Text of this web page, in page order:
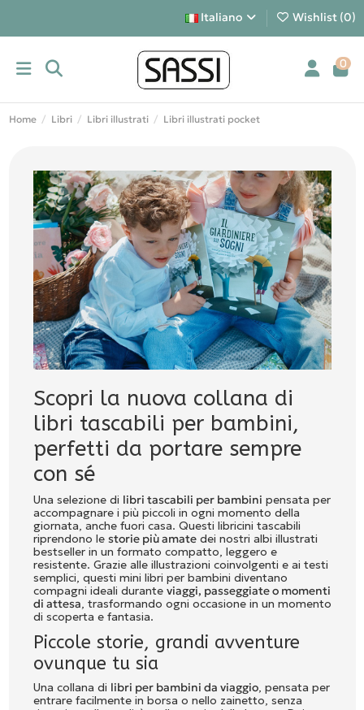
Italiano Wishlist (0)
0
Home Libri Libri illustrati Libri illustrati pocket
Scopri la nuova collana di
libri tascabili per bambini,
perfetti da portare sempre
con sé
Una selezione di libri tascabili per bambini pensata per
accompagnare i più piccoli in ogni momento della
giornata, anche fuori casa. Questi libricini tascabili
riprendono le storie più amatedei nostri albi illustrati
bestseller in un formato compatto, leggero e
resistente. Grazie alle illustrazioni coinvolgenti e ai testi
semplici, questi mini libri per bambini diventano
compagni ideali durante viaggi, passeggiate o momenti
di attesa, trasformando ogni occasione in un momento
di scoperta e fantasia.
Piccole storie, grandi avventure
ovunque tu sia
Una collana di libri per bambini da viaggio, pensata per
entrare facilmente in borsa o nello zainetto, senza